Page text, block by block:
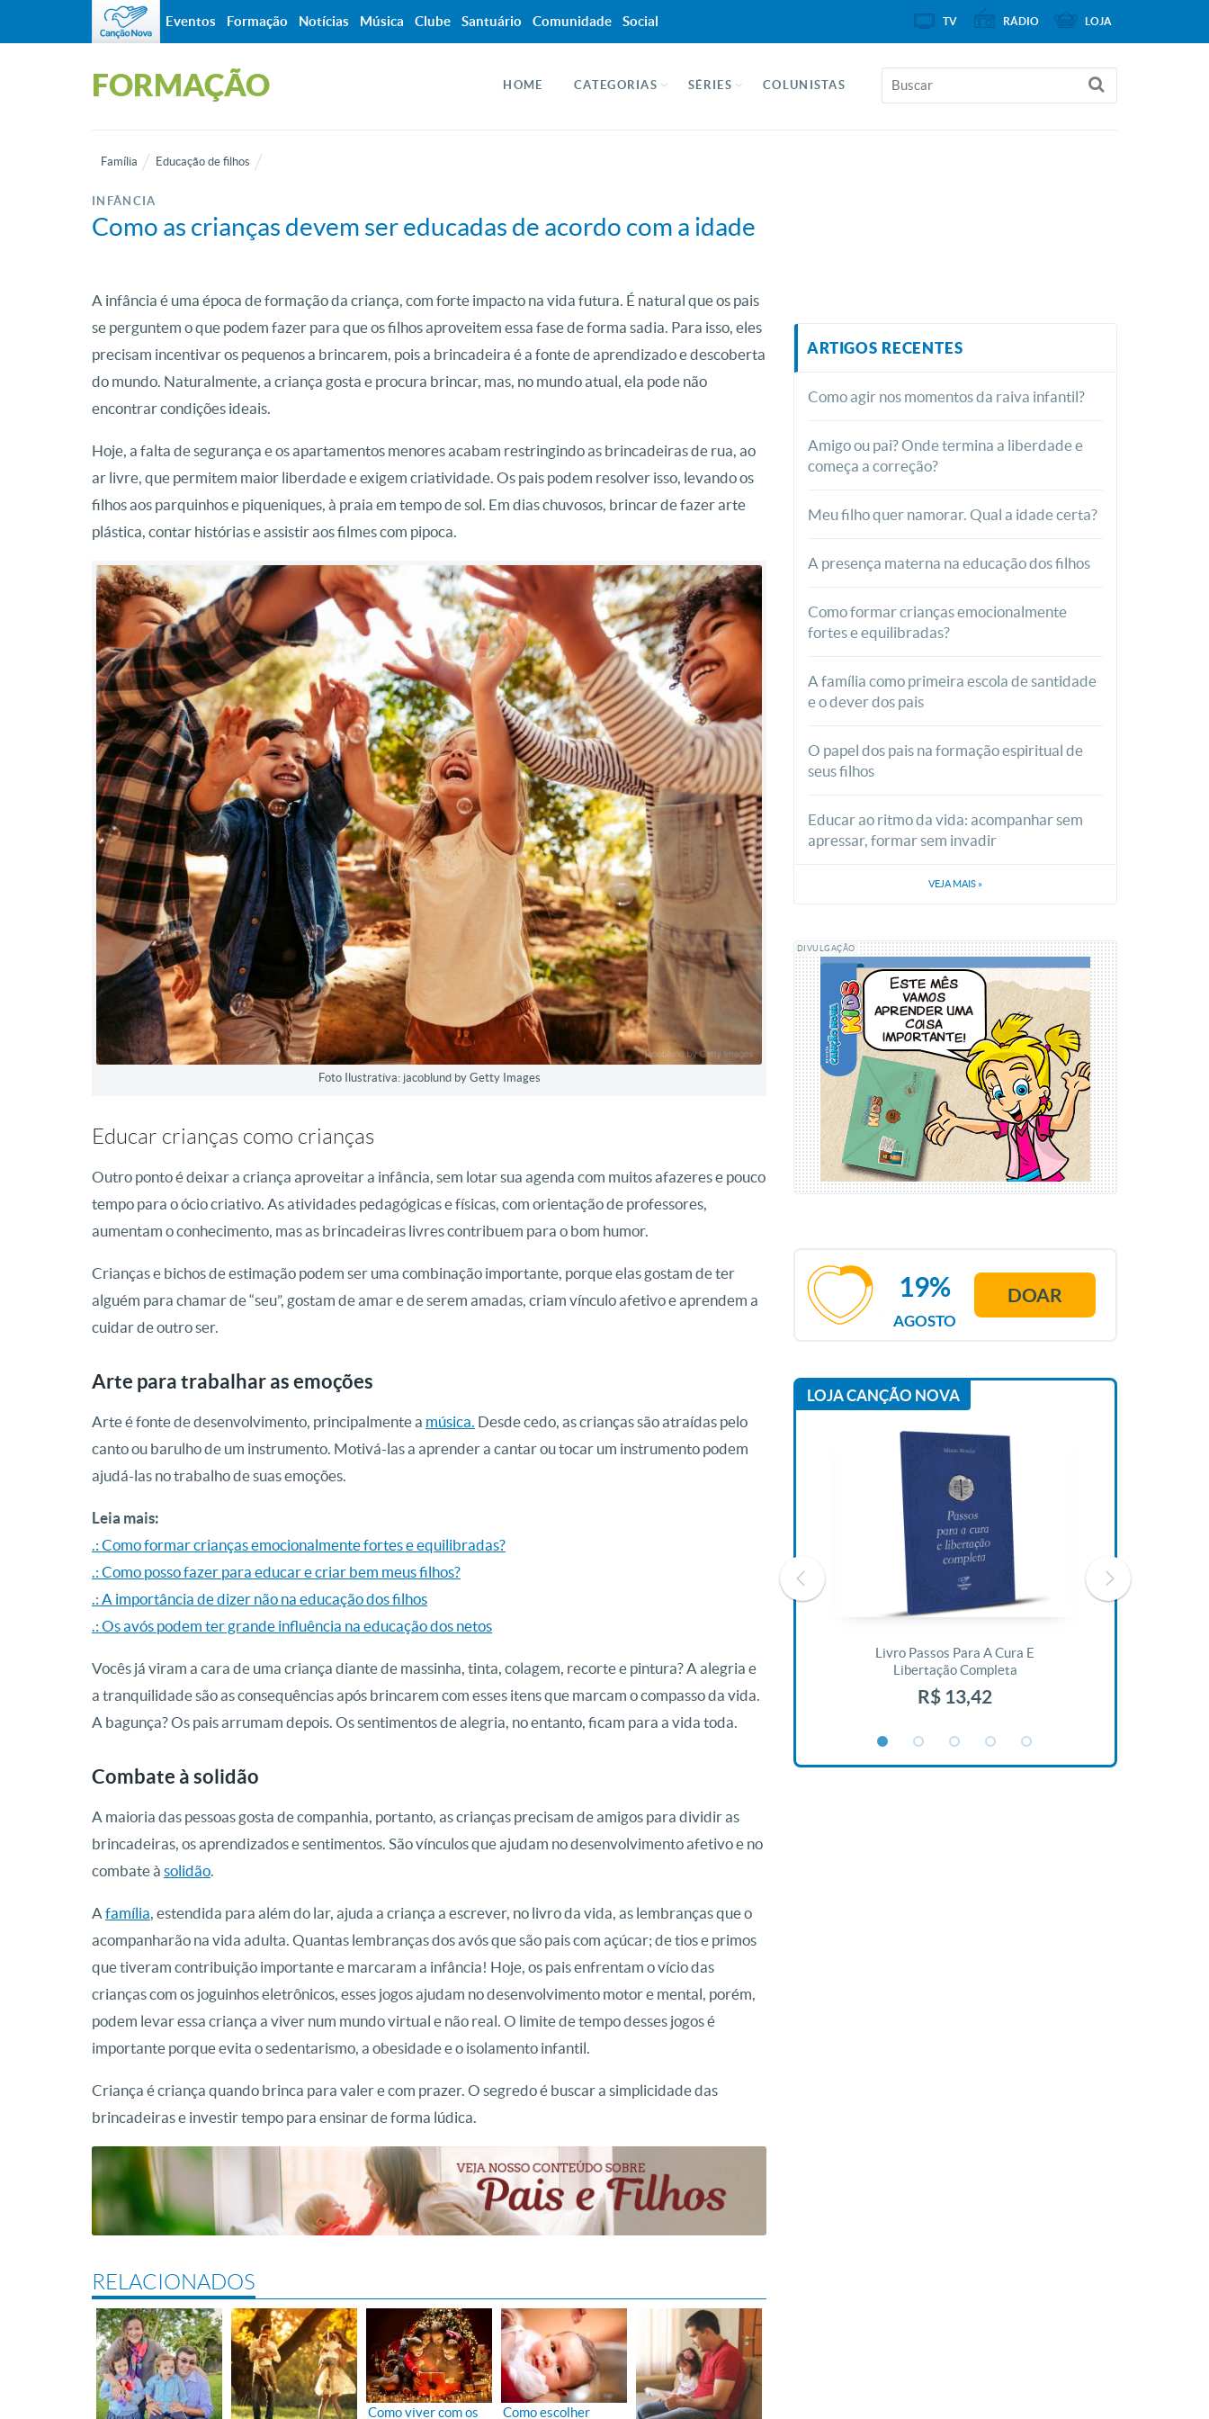
FORMAÇÃO HOME CATEGORIAS SÉRIES COLUNISTAS
Família Educação de filhos
INFÂNCIA
Como as crianças devem ser educadas de acordo com a idade
A infância é uma época de formação da criança, com forte impacto na vida futura. É natural que os pais
se perguntem o que podem fazer para que os filhos aproveitem essa fase de forma sadia. Para isso, eles
precisam incentivar os pequenos a brincarem, pois a brincadeira é a fonte de aprendizado e descoberta
do mundo. Naturalmente, a criança gosta e procura brincar, mas, no mundo atual, ela pode não
encontrar condições ideais.
Hoje, a falta de segurança e os apartamentos menores acabam restringindo as brincadeiras de rua, ao
ar livre, que permitem maior liberdade e exigem criatividade. Os pais podem resolver isso, levando os
filhos aos parquinhos e piqueniques, à praia em tempo de sol. Em dias chuvosos, brincar de fazer arte
plástica, contar histórias e assistir aos filmes com pipoca.
Foto Ilustrativa: jacoblund by Getty Images
Educar crianças como crianças
Outro ponto é deixar a criança aproveitar a infância, sem lotar sua agenda com muitos afazeres e pouco
tempo para o ócio criativo. As atividades pedagógicas e físicas, com orientação de professores,
aumentam o conhecimento, mas as brincadeiras livres contribuem para o bom humor.
Crianças e bichos de estimação podem ser uma combinação importante, porque elas gostam de ter
alguém para chamar de “seu”, gostam de amar e de serem amadas, criam vínculo afetivo e aprendem a
cuidar de outro ser.
Arte para trabalhar as emoções
Arte é fonte de desenvolvimento, principalmente a música. Desde cedo, as crianças são atraídas pelo
canto ou barulho de um instrumento. Motivá-las a aprender a cantar ou tocar um instrumento podem
ajudá-las no trabalho de suas emoções.
Leia mais:
.: Como formar crianças emocionalmente fortes e equilibradas?
.: Como posso fazer para educar e criar bem meus filhos?
.: A importância de dizer não na educação dos filhos
.: Os avós podem ter grande influência na educação dos netos
Vocês já viram a cara de uma criança diante de massinha, tinta, colagem, recorte e pintura? A alegria e
a tranquilidade são as consequências após brincarem com esses itens que marcam o compasso da vida.
A bagunça? Os pais arrumam depois. Os sentimentos de alegria, no entanto, ficam para a vida toda.
Combate à solidão
A maioria das pessoas gosta de companhia, portanto, as crianças precisam de amigos para dividir as
brincadeiras, os aprendizados e sentimentos. São vínculos que ajudam no desenvolvimento afetivo e no
combate à solidão.
A família, estendida para além do lar, ajuda a criança a escrever, no livro da vida, as lembranças que o
acompanharão na vida adulta. Quantas lembranças dos avós que são pais com açúcar; de tios e primos
que tiveram contribuição importante e marcaram a infância! Hoje, os pais enfrentam o vício das
crianças com os joguinhos eletrônicos, esses jogos ajudam no desenvolvimento motor e mental, porém,
podem levar essa criança a viver num mundo virtual e não real. O limite de tempo desses jogos é
importante porque evita o sedentarismo, a obesidade e o isolamento infantil.
Criança é criança quando brinca para valer e com prazer. O segredo é buscar a simplicidade das
brincadeiras e investir tempo para ensinar de forma lúdica.
RELACIONADOS
Como viver com os Como escolher
ARTIGOS RECENTES
Como agir nos momentos da raiva infantil?
Amigo ou pai? Onde termina a liberdade e
começa a correção?
Meu filho quer namorar. Qual a idade certa?
A presença materna na educação dos filhos
Como formar crianças emocionalmente
fortes e equilibradas?
A família como primeira escola de santidade
e o dever dos pais
O papel dos pais na formação espiritual de
seus filhos
Educar ao ritmo da vida: acompanhar sem
apressar, formar sem invadir
VEJA MAIS »
DIVULGAÇÃO
AGOSTO
19% DOAR
LOJA CANÇÃO NOVA
Vida De Jonas Abib
R$ 42,41
Livro Passos Para A Cura E
Libertação Completa
R$ 13,42
Eventos Formação Notícias Música Clube Santuário Comunidade Social TV RÁDIO LOJA